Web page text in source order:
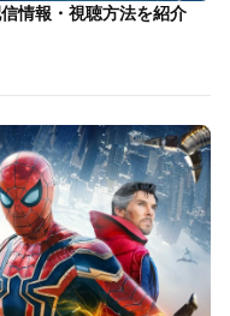
情報・視聴方法を紹介